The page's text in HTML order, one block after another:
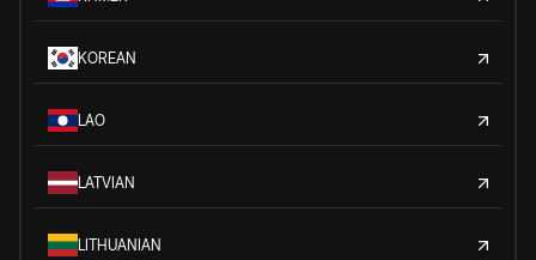
KOREAN
LAO
LATVIAN
LITHUANIAN